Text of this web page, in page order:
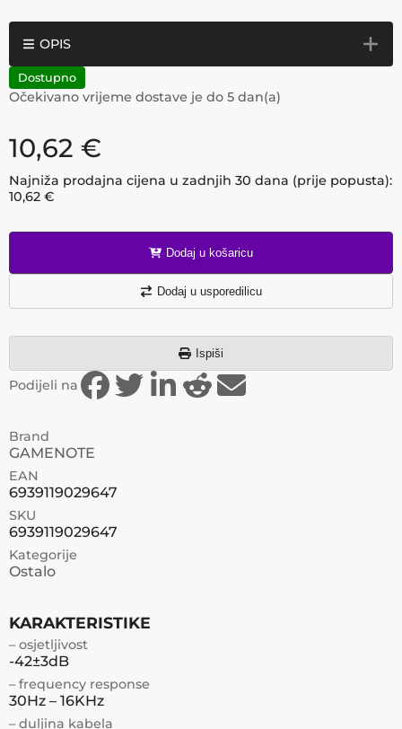
OPIS
Dostupno
Očekivano vrijeme dostave je do 5 dan(a)
10,62 €
Najniža prodajna cijena u zadnjih 30 dana (prije popusta):
10,62 €
Dodaj u košaricu
Dodaj u usporedilicu
Ispiši
Podijeli na
Brand
GAMENOTE
EAN
6939119029647
SKU
6939119029647
Kategorije
Ostalo
KARAKTERISTIKE
– osjetljivost
-42±3dB
– frequency response
30Hz – 16KHz
– duljina kabela